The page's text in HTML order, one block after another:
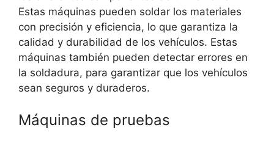
Estas máquinas pueden soldar los materiales
con precisión y eficiencia, lo que garantiza la
calidad y durabilidad de los vehículos. Estas
máquinas también pueden detectar errores en
la soldadura, para garantizar que los vehículos
sean seguros y duraderos.
Máquinas de pruebas